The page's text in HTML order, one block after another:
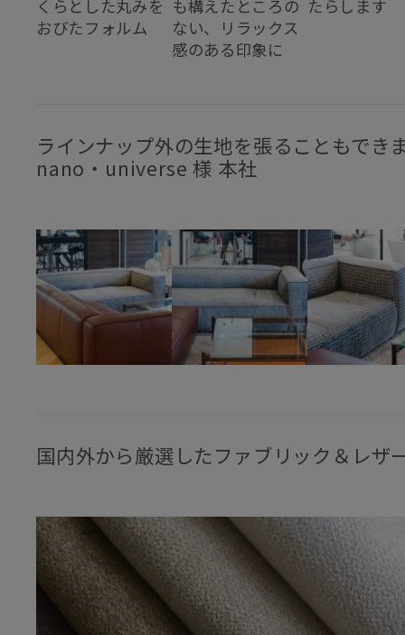
くらとした丸みを
おびたフォルム
も構えたところの
ない、リラックス
感のある印象に
たらします
ラインナップ外の生地を張ることもで
nano・universe 様 本社
国内外から厳選したファブリック＆レザ